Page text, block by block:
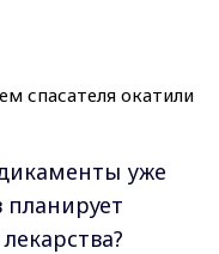
уже
планирует